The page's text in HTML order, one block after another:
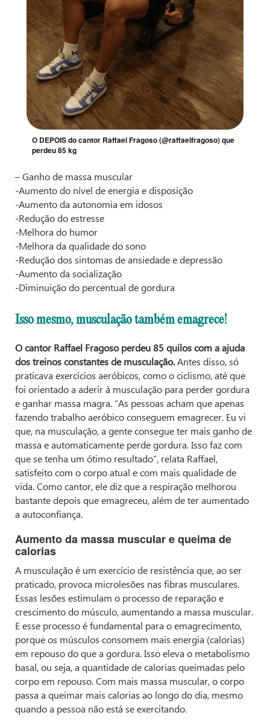
O DEPOIS do cantor Raffael Fragoso (@raffaelfragoso) que
perdeu 85 kg
– Ganho de massa muscular
-Aumento do nível de energia e disposição
-Aumento da autonomia em idosos
-Redução do estresse
-Melhora do humor
-Melhora da qualidade do sono
-Redução dos sintomas de ansiedade e depressão
-Aumento da socialização
-Diminuição do percentual de gordura
Isso mesmo, musculação também emagrece!
O cantor Raffael Fragoso perdeu 85 quilos com a ajuda
dos treinos constantes de musculação.Antes disso, só
praticava exercícios aeróbicos, como o ciclismo, até que
foi orientado a aderir à musculação para perder gordura
e ganhar massa magra. “As pessoas acham que apenas
fazendo trabalho aeróbico conseguem emagrecer. Eu vi
que, na musculação, a gente consegue ter mais ganho de
massa e automaticamente perde gordura. Isso faz com
que se tenha um ótimo resultado”, relata Raffael,
satisfeito com o corpo atual e com mais qualidade de
vida. Como cantor, ele diz que a respiração melhorou
bastante depois que emagreceu, além de ter aumentado
a autoconfiança.
Aumento da massa muscular e queima de
calorias
A musculação é um exercício de resistência que, ao ser
praticado, provoca microlesões nas fibras musculares.
Essas lesões estimulam o processo de reparação e
crescimento do músculo, aumentando a massa muscular.
E esse processo é fundamental para o emagrecimento,
porque os músculos consomem mais energia (calorias)
em repouso do que a gordura. Isso eleva o metabolismo
basal, ou seja, a quantidade de calorias queimadas pelo
corpo em repouso. Com mais massa muscular, o corpo
passa a queimar mais calorias ao longo do dia, mesmo
quando a pessoa não está se exercitando.